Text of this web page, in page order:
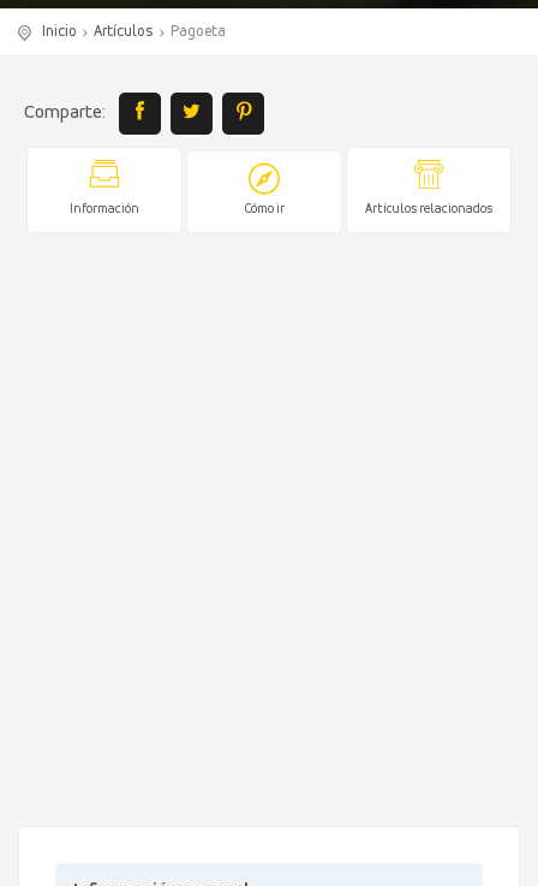
Inicio Artículos Pagoeta
Comparte:
Información Cómo ir Artículos relacionados